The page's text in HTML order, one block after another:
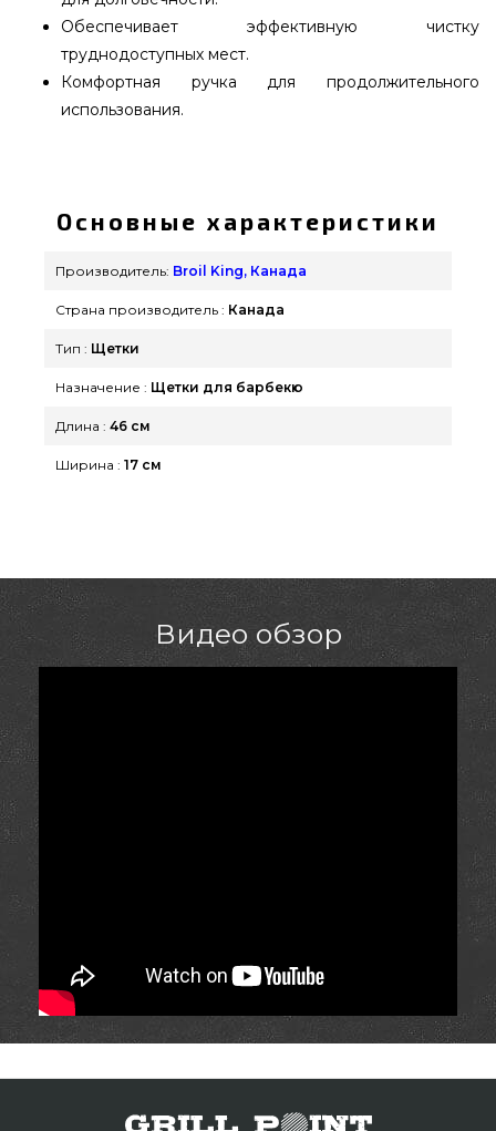
Обеспечивает эффективную чистку
труднодоступных мест.
Комфортная ручка для продолжительного
использования.
Канада по оправданной стоимости всего 790
грн. в онлайн каталоге грилей и мангалов
grillpoint.com.ua Смотрите и покупайте также
grillpoint.com.ua Позвоните нашим менеджерам
по телефонному номеру 0(800) 337-275 и мы
Основные характеристики
Производитель: Broil King, Канада
Страна производитель : Канада
Тип : Щетки
Назначение : Щетки для барбекю
Длина : 46 см
Ширина : 17 см
Видео обзор